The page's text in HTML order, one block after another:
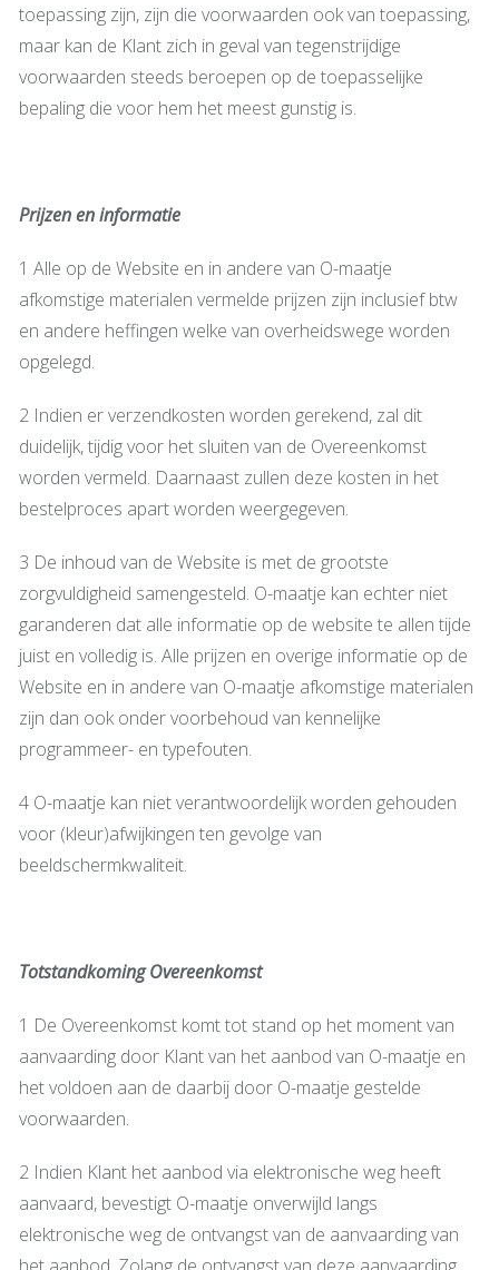
toepassing zijn, zijn die voorwaarden ook van toepassing,
maar kan de Klant zich in geval van tegenstrijdige
voorwaarden steeds beroepen op de toepasselijke
bepaling die voor hem het meest gunstig is.
Prijzen en informatie
1 Alle op de Website en in andere van O-maatje
afkomstige materialen vermelde prijzen zijn inclusief btw
en andere heffingen welke van overheidswege worden
opgelegd.
2 Indien er verzendkosten worden gerekend, zal dit
duidelijk, tijdig voor het sluiten van de Overeenkomst
worden vermeld. Daarnaast zullen deze kosten in het
bestelproces apart worden weergegeven.
3 De inhoud van de Website is met de grootste
zorgvuldigheid samengesteld. O-maatje kan echter niet
garanderen dat alle informatie op de website te allen tijde
juist en volledig is. Alle prijzen en overige informatie op de
Website en in andere van O-maatje afkomstige materialen
zijn dan ook onder voorbehoud van kennelijke
programmeer- en typefouten.
4 O-maatje kan niet verantwoordelijk worden gehouden
voor (kleur)afwijkingen ten gevolge van
beeldschermkwaliteit.
Totstandkoming Overeenkomst
1 De Overeenkomst komt tot stand op het moment van
aanvaarding door Klant van het aanbod van O-maatje en
het voldoen aan de daarbij door O-maatje gestelde
voorwaarden.
2 Indien Klant het aanbod via elektronische weg heeft
aanvaard, bevestigt O-maatje onverwijld langs
elektronische weg de ontvangst van de aanvaarding van